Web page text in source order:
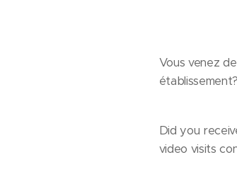
Vous venez
Did you
video visits